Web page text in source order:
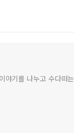
야기를 나누고 수다떠는